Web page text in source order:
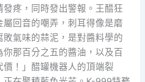
疼，同時發出警報。王醋狂
回音的嘲弄，刺耳得像是磨
氣味的蒜泥，是對醬料學的
那百分之五的醬油，以及百
！」醋罐機器人的頂端裂